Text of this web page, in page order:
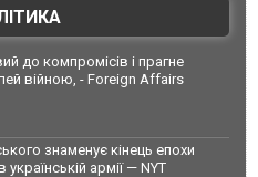
до компромісів і прагне
війною, - Foreign Affairs
знаменує кінець епохи
українській армії — NYT